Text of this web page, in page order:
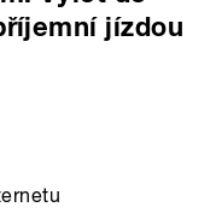
jízdou